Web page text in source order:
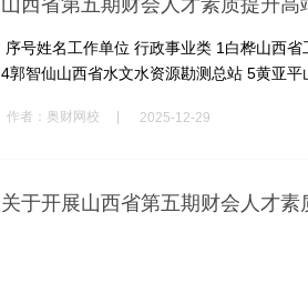
山西省第五期财会人才素质提升
序号姓名工作单位 行政事业类 1白桦山西
4郭智仙山西省水文水资源勘测总站 5黄亚平
作者： 奥财网校 | 2025-12-29
关于开展山西省第五期财会人才